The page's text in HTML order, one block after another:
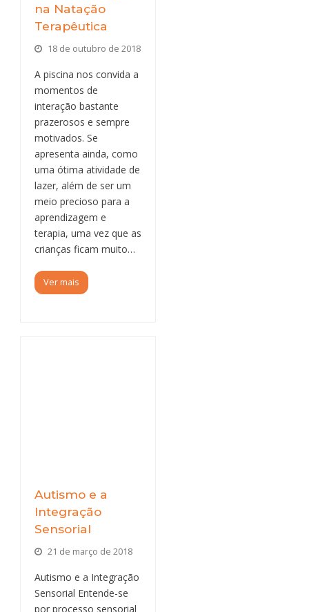
na Natação
Terapêutica
18 de outubro de 2018
A piscina nos convida a
momentos de
interação bastante
prazerosos e sempre
motivados. Se
apresenta ainda, como
uma ótima atividade de
lazer, além de ser um
meio precioso para a
aprendizagem e
terapia, uma vez que as
crianças ficam muito…
Ver mais
Autismo e a
Integração
Sensorial
21 de março de 2018
Autismo e a Integração
Sensorial Entende-se
por processo sensorial